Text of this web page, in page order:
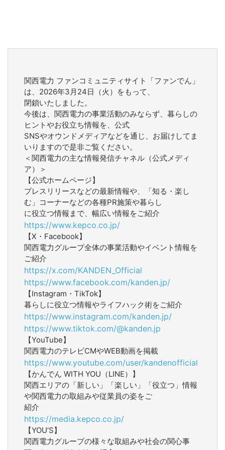
関西電力 ファンコミュニティサイト「ファンでん」
は、2026年3月24日（火）をもって、
閉鎖いたしました。
今後は、関西電力の事業活動のみならず、暮らしの
ヒントやお役立ち情報を、公式
SNSやオウンドメディアなどを通じ、お届けしてま
いりますので是非ご覧ください。
＜関西電力の主な情報発信チャネル（公式メディ
ア）＞
【公式ホームページ】
プレスリリースなどの最新情報や、「知る・楽し
む」コーナーなどの各種PR施策や暮らし
に役立つ情報まで、幅広い情報をご紹介
https://www.kepco.co.jp/
【X・Facebook】
関西電力グループ全体の事業活動やイベント情報を
ご紹介
https://x.com/KANDEN_Official
https://www.facebook.com/kanden.jp/
【Instagram・TikTok】
暮らしに役立つ情報やライフハック術をご紹介
https://www.instagram.com/kanden.jp/
https://www.tiktok.com/@kanden.jp
【YouTube】
関西電力のテレビCMやWEB動画を掲載
https://www.youtube.com/user/kandenofficial
【かんでん WITH YOU（LINE）】
関西エリアの「新しい」「楽しい」「役立つ」情報
や関西電力の取組みや従業員の姿をご
紹介
https://media.kepco.co.jp/
【YOU‘S】
関西電力グループの様々な取組みや社会の関心事